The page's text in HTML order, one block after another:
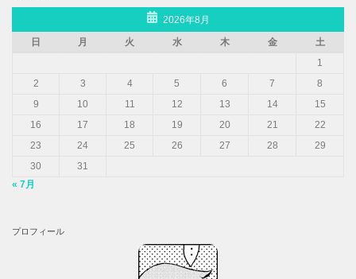
2026年8月
日
月 火 水 木 金
土
1
2
3 4 5 6 7
8
9
10 11 12 13 14
15
16
17 18 19 20 21
22
23
24 25 26 27 28
29
30
31
« 7月
プロフィール